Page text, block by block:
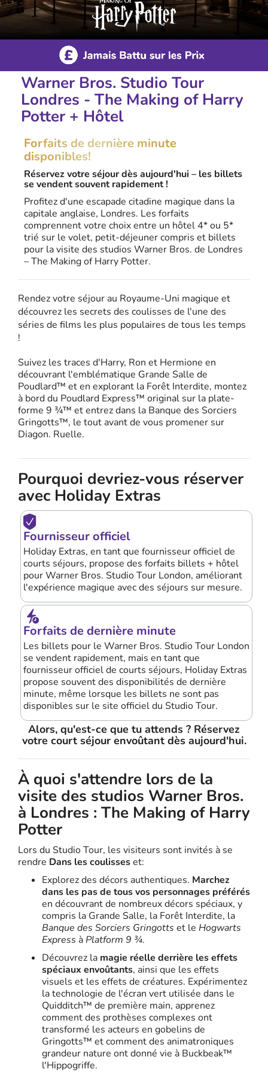
Warner Bros. Studio Tour
Londres - The Making of Harry
Potter + Hôtel
Forfaits de dernière minute
disponibles!
Réservez votre séjour dès aujourd'hui – les billets
se vendent souvent rapidement !
Profitez d'une escapade citadine magique dans la
capitale anglaise, Londres. Les forfaits
comprennent votre choix entre un hôtel 4* ou 5*
trié sur le volet, petit-déjeuner compris et billets
pour la visite des studios Warner Bros. de Londres
– The Making of Harry Potter.
Rendez votre séjour au Royaume-Uni magique et
découvrez les secrets des coulisses de l'une des
séries de films les plus populaires de tous les temps
!
Suivez les traces d'Harry, Ron et Hermione en
découvrant l'emblématique Grande Salle de
Poudlard™ et en explorant la Forêt Interdite, montez
à bord du Poudlard Express™ original sur la plate-
forme 9 ¾™ et entrez dans la Banque des Sorciers
Gringotts™, le tout avant de vous promener sur
Diagon. Ruelle.
Pourquoi devriez-vous réserver
avec Holiday Extras
Fournisseur officiel
Holiday Extras, en tant que fournisseur officiel de
courts séjours, propose des forfaits billets + hôtel
pour Warner Bros. Studio Tour London, améliorant
l'expérience magique avec des séjours sur mesure.
Forfaits de dernière minute
Les billets pour le Warner Bros. Studio Tour London
se vendent rapidement, mais en tant que
fournisseur officiel de courts séjours, Holiday Extras
propose souvent des disponibilités de dernière
minute, même lorsque les billets ne sont pas
disponibles sur le site officiel du Studio Tour.
Alors, qu'est-ce que tu attends ? Réservez
votre court séjour envoûtant dès aujourd'hui.
À quoi s'attendre lors de la
visite des studios Warner Bros.
à Londres : The Making of Harry
Potter
Lors du Studio Tour, les visiteurs sont invités à se
rendre Dans les coulisseset:
Explorez des décors authentiques. Marchez
dans les pas de tous vos personnages préférés
en découvrant de nombreux décors spéciaux, y
compris la Grande Salle, la Forêt Interdite, la
Banque des Sorciers Gringotts et le Hogwarts
Express à Platform 9 ¾.
Découvrez la magie réelle derrière les effets
spéciaux envoûtants, ainsi que les effets
visuels et les effets de créatures. Expérimentez
la technologie de l'écran vert utilisée dans le
Quidditch™ de première main, apprenez
comment des prothèses complexes ont
transformé les acteurs en gobelins de
Gringotts™ et comment des animatroniques
grandeur nature ont donné vie à Buckbeak™
l'Hippogriffe.